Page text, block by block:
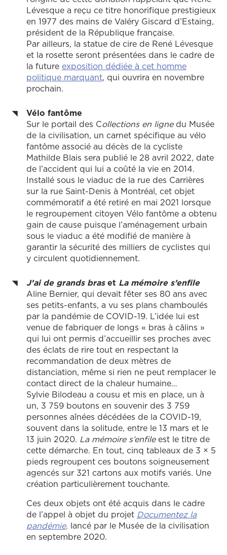
Lévesque a reçu ce titre honorifique prestigieux
en 1977 des mains de Valéry Giscard d’Estaing,
président de la République française.
Par ailleurs, la statue de cire de René Lévesque
et la rosette seront présentées dans le cadre de
la future exposition dédiée à cet homme
politique marquant, qui ouvrira en novembre
prochain.
Vélo fantôme
Sur le portail des Collections en lignedu Musée
de la civilisation, un carnet spécifique au vélo
fantôme associé au décès de la cycliste
Mathilde Blais sera publié le 28 avril 2022, date
de l’accident qui lui a coûté la vie en 2014.
Installé sous le viaduc de la rue des Carrières
sur la rue Saint-Denis à Montréal, cet objet
commémoratif a été retiré en mai 2021 lorsque
le regroupement citoyen Vélo fantôme a obtenu
gain de cause puisque l’aménagement urbain
sous le viaduc a été modifié de manière à
garantir la sécurité des milliers de cyclistes qui
y circulent quotidiennement.
J’ai de grands braset La mémoire s’enfile
Aline Bernier, qui devait fêter ses 80 ans avec
ses petits-enfants, a vu ses plans chamboulés
par la pandémie de COVID-19. L’idée lui est
venue de fabriquer de longs « bras à câlins »
qui lui ont permis d’accueillir ses proches avec
des éclats de rire tout en respectant la
recommandation de deux mètres de
distanciation, même si rien ne peut remplacer le
contact direct de la chaleur humaine…
Sylvie Bilodeau a cousu et mis en place, un à
un, 3 759 boutons en souvenir des 3 759
personnes aînées décédées de la COVID-19,
souvent dans la solitude, entre le 13 mars et le
13 juin 2020. La mémoire s’enfile est le titre de
cette démarche. En tout, cinq tableaux de 3 × 5
pieds regroupent ces boutons soigneusement
agencés sur 321 cartons aux motifs variés. Une
création particulièrement touchante.
Ces deux objets ont été acquis dans le cadre
de l’appel à objet du projet Documentez la
pandémie, lancé par le Musée de la civilisation
en septembre 2020.